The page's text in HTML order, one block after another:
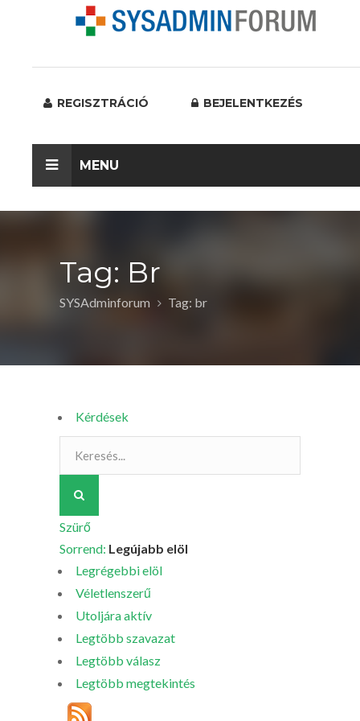
REGISZTRÁCIÓ BEJELENTKEZÉS
MENU
Tag: Br
SYSAdminforum Tag: br
Kérdések
Szürő
Sorrend: Legújabb elöl
Legrégebbi elöl
Véletlenszerű
Utoljára aktív
Legtöbb szavazat
Legtöbb válasz
Legtöbb megtekintés